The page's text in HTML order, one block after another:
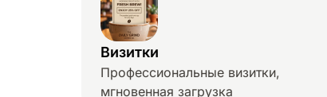
Визитки
Профессиональные визитки,
мгновенная загрузка